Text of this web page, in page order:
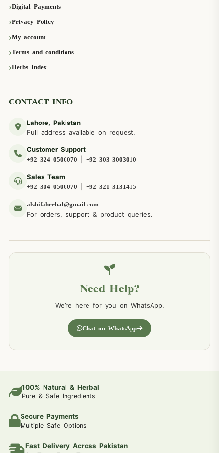
Digital Payments
Privacy Policy
My account
Terms and conditions
Herbs Index
CONTACT INFO
Lahore, Pakistan
Full address available on request.
Customer Support
+92 324 0506070 +92 303 3003010
Sales Team
+92 304 0506070 +92 321 3131415
alshifaherbal@gmail.com
For orders, support & product queries.
Need Help?
We’re here for you on WhatsApp.
Chat on WhatsApp
100% Natural & Herbal
Pure & Safe Ingredients
Secure Payments
Multiple Safe Options
Fast Delivery Across Pakistan